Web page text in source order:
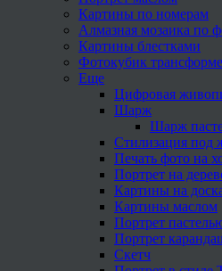
Картины по номерам
Алмазная мозаика по
Картины блестками
Фотокубик
Еще
Цифровая
Шарж
Шарж
Стилизация под
Печать фото на
Портрет на
Картины на
Картины маслом
Портрет
Портрет
Скетч